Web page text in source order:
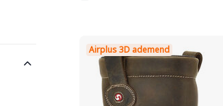
Airplus 3D ademend